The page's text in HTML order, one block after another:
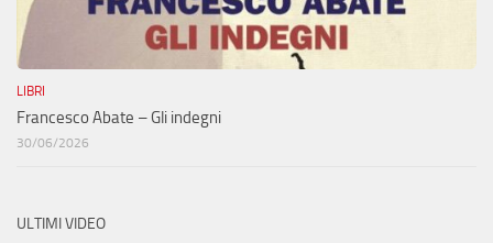
LIBRI
Francesco Abate – Gli indegni
30/06/2026
ULTIMI VIDEO